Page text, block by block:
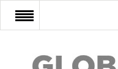
FŐOLDAL